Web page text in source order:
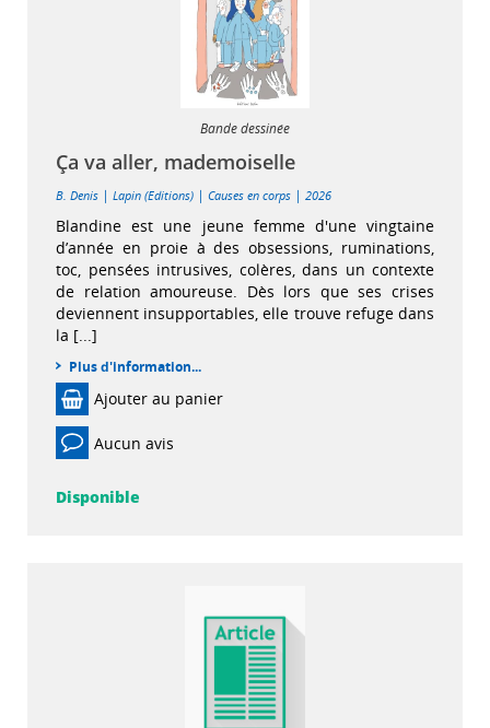
Bande dessinée
Ça va aller, mademoiselle
B. Denis | Lapin (Editions) | Causes en corps | 2026
Blandine est une jeune femme d'une vingtaine
d’année en proie à des obsessions, ruminations,
toc, pensées intrusives, colères, dans un contexte
de relation amoureuse. Dès lors que ses crises
deviennent insupportables, elle trouve refuge dans
la [...]
Plus d'information...
Ajouter au panier
Aucun avis
Disponible